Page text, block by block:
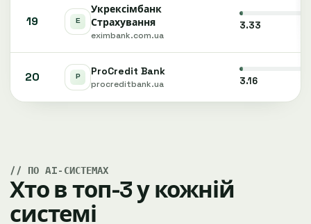
19
Укрексімбанк
Страхування
eximbank.com.ua
3.33
20 ProCredit Bank
procreditbank.ua 3.16
ПО AI-СИСТЕМАХ
Хто в топ-3 у кожній
системі